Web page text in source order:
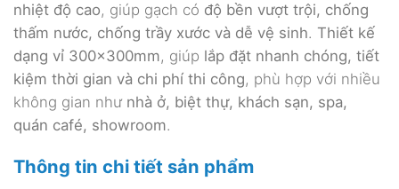
nhiệt độ cao, giúp gạch có độ bền vượt trội, chống
thấm nước, chống trầy xước và dễ vệ sinh. Thiết kế
dạng vỉ 300x300mm, giúp lắp đặt nhanh chóng, tiết
kiệm thời gian và chi phí thi công, phù hợp với nhiều
không gian như nhà ở, biệt thự, khách sạn, spa,
quán café, showroom.
Thông tin chi tiết sản phẩm